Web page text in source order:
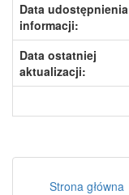
Data udostępnienia
informacji:
Data ostatniej
aktualizacji:
Strona główna